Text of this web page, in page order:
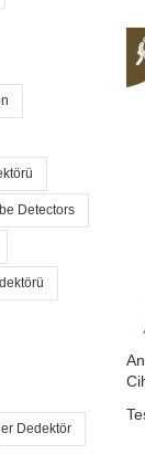
Detectors
Dedektör